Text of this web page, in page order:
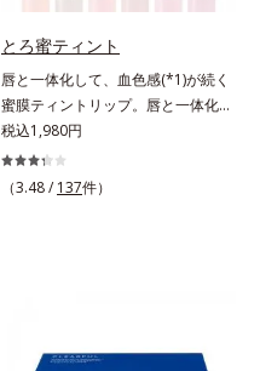
トワークの時、近所へちょこっとお
出かけする時など、しっかりメイク
とろ蜜ティント
唇と一体化して、血色感(*1)が続く
蜜膜ティントリップ。唇と一体化し
て色落ちしにくいティント処方とう
るおいを両立した、ティントリップ
です。色が長時間唇に密着するオイ
成分(*5)も配合。しっとり感をキー
税込1,980円
（3.48 / 137件）